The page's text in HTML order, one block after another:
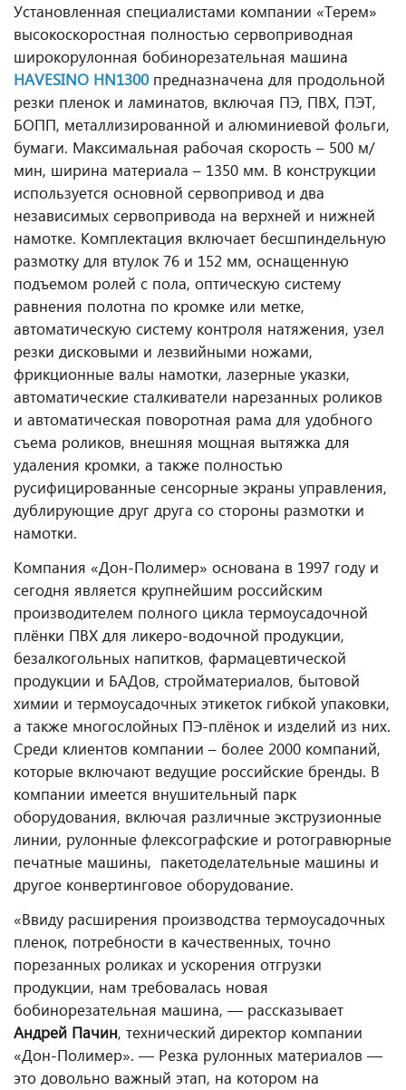
Установленная специалистами компании «Терем»
высокоскоростная полностью сервоприводная
широкорулонная бобинорезательная машина
HAVESINO HN1300предназначена для продольной
резки пленок и ламинатов, включая ПЭ, ПВХ, ПЭТ,
БОПП, металлизированной и алюминиевой фольги,
бумаги. Максимальная рабочая скорость – 500 м/
мин, ширина материала – 1350 мм. В конструкции
используется основной сервопривод и два
независимых сервопривода на верхней и нижней
намотке. Комплектация включает бесшпиндельную
размотку для втулок 76 и 152 мм, оснащенную
подъемом ролей с пола, оптическую систему
равнения полотна по кромке или метке,
автоматическую систему контроля натяжения, узел
резки дисковыми и лезвийными ножами,
фрикционные валы намотки, лазерные указки,
автоматические сталкиватели нарезанных роликов
и автоматическая поворотная рама для удобного
съема роликов, внешняя мощная вытяжка для
удаления кромки, а также полностью
русифицированные сенсорные экраны управления,
дублирующие друг друга со стороны размотки и
намотки.
Компания «Дон-Полимер» основана в 1997 году и
сегодня является крупнейшим российским
производителем полного цикла термоусадочной
плёнки ПВХ для ликеро-водочной продукции,
безалкогольных напитков, фармацевтической
продукции и БАДов, стройматериалов, бытовой
химии и термоусадочных этикеток гибкой упаковки,
а также многослойных ПЭ-плёнок и изделий из них.
Cреди клиентов компании – более 2000 компаний,
которые включают ведущие российские бренды. В
компании имеется внушительный парк
оборудования, включая различные экструзионные
линии, рулонные флексографские и ротогравюрные
печатные машины, пакетоделательные машины и
другое конвертинговое оборудование.
«Ввиду расширения производства термоусадочных
пленок, потребности в качественных, точно
порезанных роликах и ускорения отгрузки
продукции, нам требовалась новая
бобинорезательная машина, — рассказывает
Андрей Пачин, технический директор компании
«Дон-Полимер». — Резка рулонных материалов —
это довольно важный этап, на котором на